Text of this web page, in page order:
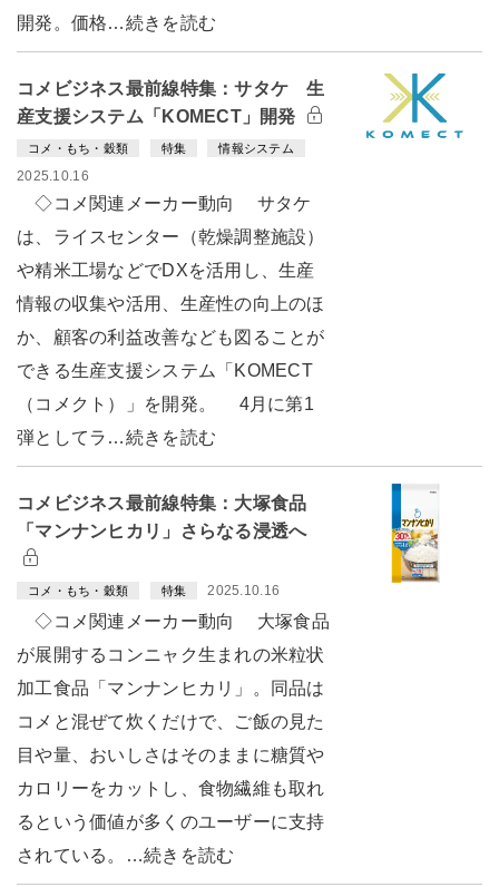
開発。価格…続きを読む
コメビジネス最前線特集：サタケ 生
産支援システム「KOMECT」開発
コメ・もち・穀類 特集 情報システム
2025.10.16
◇コメ関連メーカー動向 サタケ
は、ライスセンター（乾燥調整施設）
や精米工場などでDXを活用し、生産
情報の収集や活用、生産性の向上のほ
か、顧客の利益改善なども図ることが
できる生産支援システム「KOMECT
（コメクト）」を開発。 4月に第1
弾としてラ…続きを読む
コメビジネス最前線特集：大塚食品
「マンナンヒカリ」さらなる浸透へ
コメ・もち・穀類 特集 2025.10.16
◇コメ関連メーカー動向 大塚食品
が展開するコンニャク生まれの米粒状
加工食品「マンナンヒカリ」。同品は
コメと混ぜて炊くだけで、ご飯の見た
目や量、おいしさはそのままに糖質や
カロリーをカットし、食物繊維も取れ
るという価値が多くのユーザーに支持
されている。…続きを読む